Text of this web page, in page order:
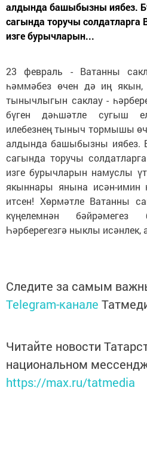
алдында башыбызны иябез.
сагында торучы
изге бурычларын...
23 февраль - Ватанны
һәммәбез өчен дә иң
тынычлыгын саклау -
бүген дәһшәтле сугыш
илебезнең тыныч тормышы
алдында башыбызны иябез.
сагында торучы
изге бурычларын намуслы
якыннары янына исән-имин
итсен! Хөрмәтле Ватанны
күңелемнән
Һәрберегезгә ныклы исәнлек,
Следите за самым
Telegram-канале
Читайте новости
национальном
https://max.ru/tatmedia